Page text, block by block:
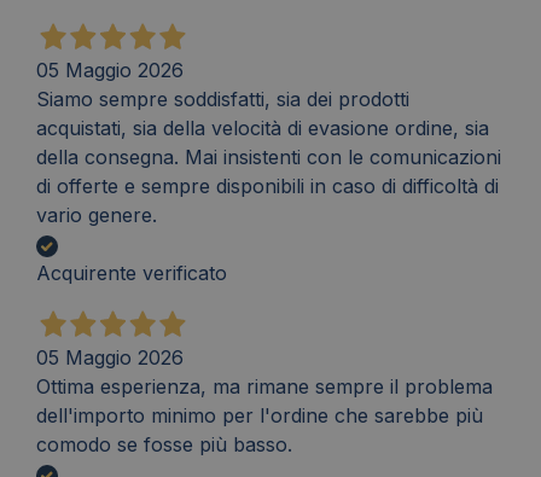
05 Maggio 2026
Siamo sempre soddisfatti, sia dei prodotti
acquistati, sia della velocità di evasione ordine, sia
della consegna. Mai insistenti con le comunicazioni
di offerte e sempre disponibili in caso di difficoltà di
vario genere.
Acquirente verificato
05 Maggio 2026
Ottima esperienza, ma rimane sempre il problema
dell'importo minimo per l'ordine che sarebbe più
comodo se fosse più basso.